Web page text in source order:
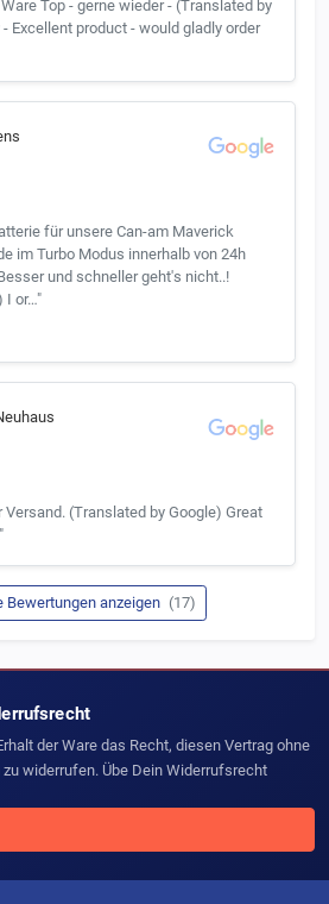
Top - gerne wieder - (Translated by
Excellent product - would gladly order
für unsere Can-am Maverick
im Turbo Modus innerhalb von 24h
und schneller geht's nicht..!
I or…"
Versand. (Translated by Google) Great
Bewertungen anzeigen (17)
der Ware das Recht, diesen Vertrag ohne
zu widerrufen. Übe Dein Widerrufsrecht